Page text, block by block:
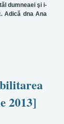
dumneaei şi i-
Adică dna Ana
2013]